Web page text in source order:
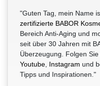
"Guten Tag, mein Name
zertifizierte BABOR
Bereich Anti-Aging und
seit über 30 Jahren mit
Überzeugung. Folgen
Youtube Instagram und
Tipps und Inspirationen."